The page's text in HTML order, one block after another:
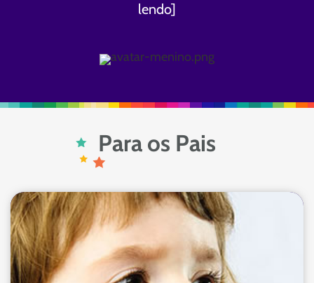
lendo]
Para os Pais